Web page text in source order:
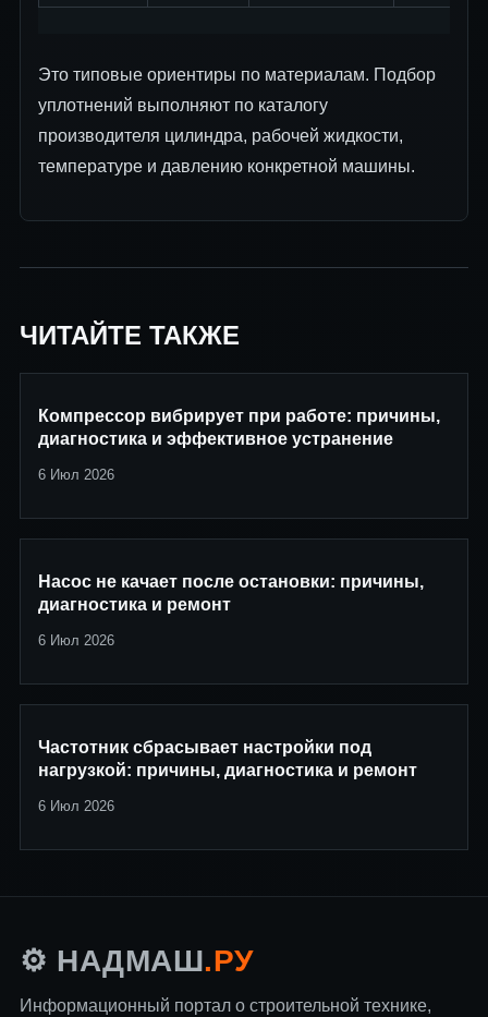
Это типовые ориентиры по материалам. Подбор
уплотнений выполняют по каталогу
производителя цилиндра, рабочей жидкости,
температуре и давлению конкретной машины.
ЧИТАЙТЕ ТАКЖЕ
Компрессор вибрирует при работе: причины,
диагностика и эффективное устранение
6 Июл 2026
Насос не качает после остановки: причины,
диагностика и ремонт
6 Июл 2026
Частотник сбрасывает настройки под
нагрузкой: причины, диагностика и ремонт
6 Июл 2026
⚙️ НАДМАШ.РУ
Информационный портал о строительной технике,